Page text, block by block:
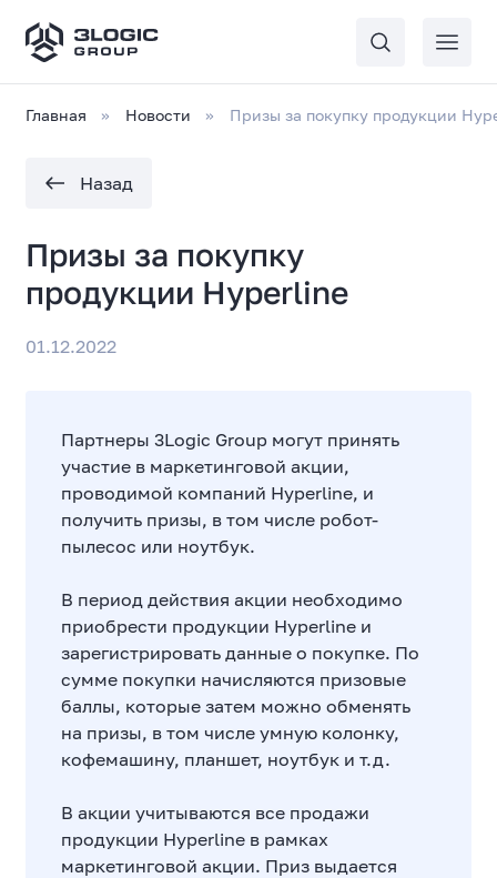
Главная Новости Призы за покупку продукции
Назад
Призы за покупку
продукции Hyperline
01.12.2022
Партнеры 3Logic Group могут принять
участие в маркетинговой акции,
проводимой компаний Hyperline, и
получить призы, в том числе робот-
пылесос или ноутбук.
В период действия акции необходимо
приобрести продукции Hyperline и
зарегистрировать данные о покупке. По
сумме покупки начисляются призовые
баллы, которые затем можно обменять
на призы, в том числе умную колонку,
кофемашину, планшет, ноутбук и т.д.
В акции учитываются все продажи
продукции Hyperline в рамках
маркетинговой акции. Приз выдается